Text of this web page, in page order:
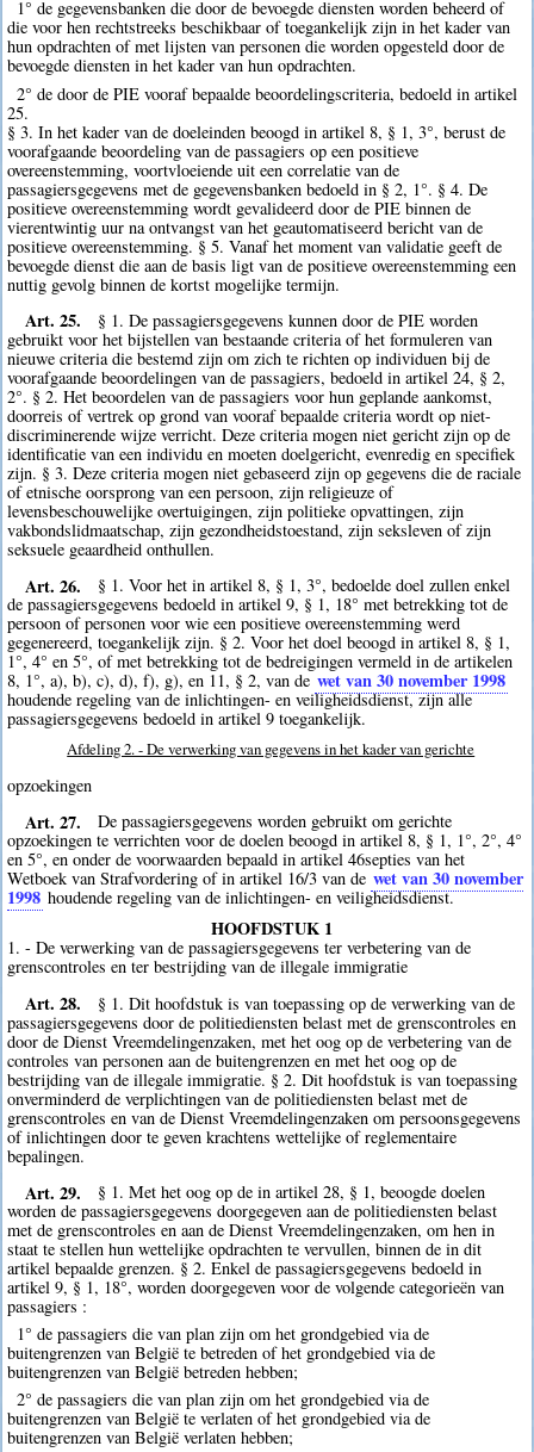
1° de gegevensbanken die door de bevoegde diensten worden beheerd of
die voor hen rechtstreeks beschikbaar of toegankelijk zijn in het kader van
hun opdrachten of met lijsten van personen die worden opgesteld door de
bevoegde diensten in het kader van hun opdrachten.
2° de door de PIE vooraf bepaalde beoordelingscriteria, bedoeld in artikel
25.
§ 3. In het kader van de doeleinden beoogd in artikel 8, § 1, 3°, berust de
voorafgaande beoordeling van de passagiers op een positieve
overeenstemming, voortvloeiende uit een correlatie van de
passagiersgegevens met de gegevensbanken bedoeld in § 2, 1°. § 4. De
positieve overeenstemming wordt gevalideerd door de PIE binnen de
vierentwintig uur na ontvangst van het geautomatiseerd bericht van de
positieve overeenstemming. § 5. Vanaf het moment van validatie geeft de
bevoegde dienst die aan de basis ligt van de positieve overeenstemming een
nuttig gevolg binnen de kortst mogelijke termijn.
Art. 25.
§ 1. De passagiersgegevens kunnen door de PIE worden
gebruikt voor het bijstellen van bestaande criteria of het formuleren van
nieuwe criteria die bestemd zijn om zich te richten op individuen bij de
voorafgaande beoordelingen van de passagiers, bedoeld in artikel 24, § 2,
2°. § 2. Het beoordelen van de passagiers voor hun geplande aankomst,
doorreis of vertrek op grond van vooraf bepaalde criteria wordt op niet-
discriminerende wijze verricht. Deze criteria mogen niet gericht zijn op de
identificatie van een individu en moeten doelgericht, evenredig en specifiek
zijn. § 3. Deze criteria mogen niet gebaseerd zijn op gegevens die de raciale
of etnische oorsprong van een persoon, zijn religieuze of
levensbeschouwelijke overtuigingen, zijn politieke opvattingen, zijn
vakbondslidmaatschap, zijn gezondheidstoestand, zijn seksleven of zijn
seksuele geaardheid onthullen.
Art. 26.
§ 1. Voor het in artikel 8, § 1, 3°, bedoelde doel zullen enkel
de passagiersgegevens bedoeld in artikel 9, § 1, 18° met betrekking tot de
persoon of personen voor wie een positieve overeenstemming werd
gegenereerd, toegankelijk zijn. § 2. Voor het doel beoogd in artikel 8, § 1,
1°, 4° en 5°, of met betrekking tot de bedreigingen vermeld in de artikelen
8, 1°, a), b), c), d), f), g), en 11, § 2, van de wet van 30 november 1998
houdende regeling van de inlichtingen- en veiligheidsdienst, zijn alle
passagiersgegevens bedoeld in artikel 9 toegankelijk.
Afdeling 2. - De verwerking van gegevens in het kader van gerichte
opzoekingen
Art. 27.
De passagiersgegevens worden gebruikt om gerichte
opzoekingen te verrichten voor de doelen beoogd in artikel 8, § 1, 1°, 2°, 4°
en 5°, en onder de voorwaarden bepaald in artikel 46septies van het
Wetboek van Strafvordering of in artikel 16/3 van de wet van 30 november
1998 houdende regeling van de inlichtingen- en veiligheidsdienst.
HOOFDSTUK 1
1. - De verwerking van de passagiersgegevens ter verbetering van de
grenscontroles en ter bestrijding van de illegale immigratie
Art. 28.
§ 1. Dit hoofdstuk is van toepassing op de verwerking van de
passagiersgegevens door de politiediensten belast met de grenscontroles en
door de Dienst Vreemdelingenzaken, met het oog op de verbetering van de
controles van personen aan de buitengrenzen en met het oog op de
bestrijding van de illegale immigratie. § 2. Dit hoofdstuk is van toepassing
onverminderd de verplichtingen van de politiediensten belast met de
grenscontroles en van de Dienst Vreemdelingenzaken om persoonsgegevens
of inlichtingen door te geven krachtens wettelijke of reglementaire
bepalingen.
Art. 29.
§ 1. Met het oog op de in artikel 28, § 1, beoogde doelen
worden de passagiersgegevens doorgegeven aan de politiediensten belast
met de grenscontroles en aan de Dienst Vreemdelingenzaken, om hen in
staat te stellen hun wettelijke opdrachten te vervullen, binnen de in dit
artikel bepaalde grenzen. § 2. Enkel de passagiersgegevens bedoeld in
artikel 9, § 1, 18°, worden doorgegeven voor de volgende categorieën van
passagiers :
1° de passagiers die van plan zijn om het grondgebied via de
buitengrenzen van België te betreden of het grondgebied via de
buitengrenzen van België betreden hebben;
2° de passagiers die van plan zijn om het grondgebied via de
buitengrenzen van België te verlaten of het grondgebied via de
buitengrenzen van België verlaten hebben;